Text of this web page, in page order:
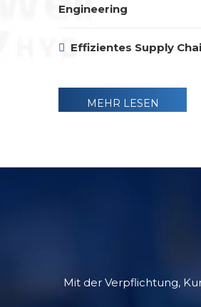
Engineering
 Effizientes Supply
MEHR LESEN
Mit der Verpflichtung,